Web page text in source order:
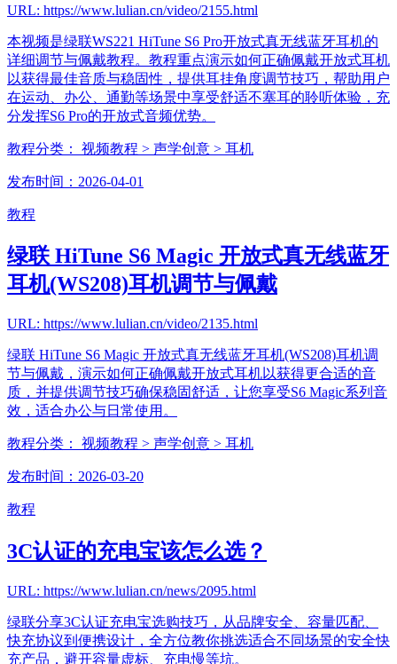
URL: https://www.lulian.cn/video/2155.html
本视频是绿联WS221 HiTune S6 Pro开放式真无线蓝牙耳机的
详细调节与佩戴教程。教程重点演示如何正确佩戴开放式耳机
以获得最佳音质与稳固性，提供耳挂角度调节技巧，帮助用户
在运动、办公、通勤等场景中享受舒适不塞耳的聆听体验，充
分发挥S6 Pro的开放式音频优势。
教程分类： 视频教程 > 声学创意 > 耳机
发布时间：2026-04-01
教程
绿联 HiTune S6 Magic 开放式真无线蓝牙
耳机(WS208)耳机调节与佩戴
URL: https://www.lulian.cn/video/2135.html
绿联 HiTune S6 Magic 开放式真无线蓝牙耳机(WS208)耳机调
节与佩戴，演示如何正确佩戴开放式耳机以获得更合适的音
质，并提供调节技巧确保稳固舒适，让您享受S6 Magic系列音
效，适合办公与日常使用。
教程分类： 视频教程 > 声学创意 > 耳机
发布时间：2026-03-20
教程
3C认证的充电宝该怎么选？
URL: https://www.lulian.cn/news/2095.html
绿联分享3C认证充电宝选购技巧，从品牌安全、容量匹配、
快充协议到便携设计，全方位教你挑选适合不同场景的安全快
充产品，避开容量虚标、充电慢等坑。